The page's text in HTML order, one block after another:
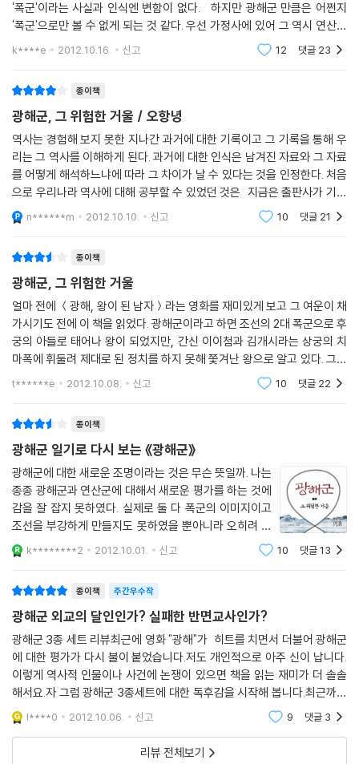
글이라면 이 책은 그 담론의 토대, 즉 광해군과 그의 시대를 전면적으로, 다
양한 스펙트럼을 통해 다룬 글이다. 그는 “그렇게 포착된 시대는 사뭇 느낌
이 다르게 다가왔다. 사람과 구조가 함께 다가왔고, 조선의 다른 시기와도
도 많이 얻었다.”며 소회한다.
인 사료인 ‘광해군일기’에 대한 검토를 통해 독자들이 안심하고 논지에 동
참할 수 있게 해준다. 오항녕 교수는 자타가 공인하는 ‘실록 전문가’다운 안
목으로 그 편찬과정, 다른 실록과의 장단점, 읽을 때 유의할 점 등을 안내한
다. 이어 광해군 시대가 조선의 역사를 이해하는 데 왜 중요한지, 조선시대
사와 역사인식의 두 측면에서 해설하였다.
의 일관된 근대주의 역사관에 대한 비판이다. 근대주의 역사관이란 유럽의
계몽주의자에게 봉건사회는 암흑시대였듯이 조선은 빨리 지나갔으면 좋
았을 해체기로 인식하는 그런 류이다. 역사는 어디서 어디로 가는 게 아니
다. 역사란 우리와 다른 삶의 양식을 가졌던 사람들과 대등하게 만나는 마
당(평원) 이상이 아니라는 것. 그런데 근대주의는 있지도 않은 보편사관을
만들어내어 다양한 역사를 줄 세우기 한다. 심지어 그 보편사관에 법칙성
견에 기초하여 운동사, 사회사, 경제사 등에 발전을 가져온 역사학은 오히
로 들어섰다고 보는 것이다.
둘째, 저자는 역사를 만들어가는 세 요소에 주목한다. 역사를 만들어가는
요소이기 때문에 해석에 필요한 요소이기도 하다. 객관적 조건, 목적의식,
그리고 우연이 그것이다. 누구나, 어느 시대나 벗어날 수 없는 생물학적, 사
회경제적 조건이 있다는 것. 그러나 또한 생각하고 고민하면서 가치 있는
삶을 지향한다는 것. 그런데 워낙 많은 조건들과 다양한 사람들의 욕구들
이 부딪히면서 역사는 우연이라는 독특한 지점을 만들어낸다. ‘아, 그때 그
우연은 ‘멋대로’라는 말과 전혀 다르다.
객관적 조건은 역사를 해석할 때 반드시 고려해야 하지만 환원론의 우려가
있다. 우리 민족은 원래 냄비야, 반도 근성이 있어, 더운 나라 사람들은 게
을러……, 이런 해석은 종족결정론, 환경결정론, 지리결정론의 사례이다.
목적의식만 강조하면 쉽게 관념론에 빠진다. 그 극단에 신이 있다.
오항녕 교수는 광해군 대의 해석에도 이 세 요소를 적용한다. 객관적 조건
으로서의 시스템의 작동, 사람들의 비전과 욕망, 사건들의 우연성이 그것
이다. 시스템의 작동은 그가 말하는 문치주의(경연, 사관, 언관), 재정(부
세, 대동법), 그리고 대외관계를 통해 살핀다. 사람들의 욕망과 의지는 정
'폭군'이라는 사실과 인식엔 변함이 없다. 하지만 광해군 만큼은 어쩐지
'폭군'으로만 볼 수 없게 되는 것 같다. 우선 가정사에 있어 그 역시 연산군
못지 않은 아픔이 있다. 어린 나이에 어머니인 공빈 김씨를 여의고 중전인
k****e 2012.10.16. 신고 12 댓글 23
종이책
광해군, 그 위험한 거울 / 오항녕
역사는 경험해 보지 못한 지나간 과거에 대한 기록이고 그 기록을 통해 우
리는 그 역사를 이해하게 된다. 과거에 대한 인식은 남겨진 자료와 그 자료
를 어떻게 해석하느냐에 따라 그 차이가 날 수 있다는 것을 인정한다. 처음
으로 우리나라 역사에 대해 공부할 수 있었던 것은 지금은 출판사가 기억
나지 않지만 부모님께서 초등학교때 사주신 ＜한국역사대관＞이라는 6
권짜리 전집이었
n******m 2012.10.10. 신고 10 댓글 21
종이책
광해군, 그 위험한 거울
얼마 전에 ＜광해, 왕이 된 남자＞라는 영화를 재미있게 보고 그 여운이 채
가시기도 전에 이 책을 읽었다. 광해군이라고 하면 조선의 2대 폭군으로 후
궁의 아들로 태어나 왕이 되었지만, 간신 이이첨과 김개시라는 상궁의 치
마폭에 휘둘려 제대로 된 정치를 하지 못해 쫓겨난 왕으로 알고 있다. 그런
데 언제부터인가 광해군에 대한 재해석이 교과서에까지 실리게 되었다. 광
t******e 2012.10.08. 신고 10 댓글 22
종이책
광해군 일기로 다시 보는 《광해군》
광해군에 대한 새로운 조명이라는 것은 무슨 뜻일까. 나는
종종 광해군과 연산군에 대해서 새로운 평가를 하는 것에
감을 잘 잡지 못하였다. 실제로 둘 다 폭군의 이미지이고
조선을 부강하게 만들지도 못하였을 뿐아니라 오히려 역
으로 동방예의지국이라는 조선에 이런 왕들도 존재할 수
있다는 것이 놀라울 따름이다. 가끔 드라마나 영화에서 만
k********2 2012.10.01. 신고 10 댓글13
종이책 주간우수작
광해군 외교의 달인인가? 실패한 반면교사인가?
광해군 3종 세트 리뷰최근에 영화 "광해"가 히트를 치면서 더불어 광해군
에 대한 평가가 다시 불이 붙었습니다.저도 개인적으로 아주 신이 납니다.
이렇게 역사적 인물이나 사건에 논쟁이 있으면 책을 읽는 재미가 더 솔솔
해서요.자 그럼 광해군 3종세트에 대한 독후감을 시작해 봅니다.최근까지
광해군에 대한 저서는 한명기의 "광해군 : 탁월한 외교정책을 펼친 군
주"가 있었고 최근
l****0 2012.10.06. 신고 9 댓글 3
리뷰 전체보기